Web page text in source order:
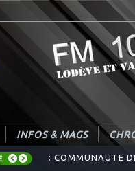
INFOS & MAGS
: COMMUNAUTE